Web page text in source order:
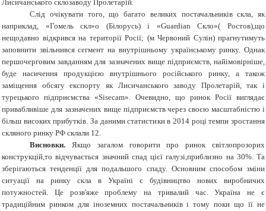
Лисичанського склозаводу Пролетарій.
Слід очікувати того, що багато великих постачальників скла, як
наприклад, «Гомель скл»о (Білорусь) і «Guardian Скло»( Ростов),що
нещодавно відкрився на території Росії; (м Червоний Сулін) прагнутимуть
заповнити звільнився сегмент на внутрішньому українському ринку. Однак
першочерговим завданням для зазначених вище підприємств, найімовірніше,
буде насичення продукцією внутрішнього російського ринку, а також
заміщення обсягу експорту як Лисичанського заводу Пролетарій, так і
турецького підприємства «Sisecam». Очевидно, що ринок Росії виглядає
привабливіше для зазначених вище підприємств через своєю масштабністю і
більш високих прибутків. За даними статистики в 2014році темпи зростання
скляного ринку РФ склали 12.
Висновки.Якщо загалом говорити про ринок світлопрозорих
конструкцій,то відчувається значний спад цієї галузі,приблизно на 30%. Та
зберігаються тенденції для подальшого спаду. Основним способом зміни
ситуації на ринку скла в Україні є будівництво нових виробничих
потужностей. Це розв'яже проблему на тривалий час. Україна не є
традиційним ринком для іноземних постачальників і тому поки що її не